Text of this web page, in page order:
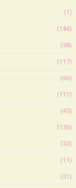
(1)
(184)
(38)
(117)
(66)
(111)
(45)
(120)
(32)
(11)
(51)